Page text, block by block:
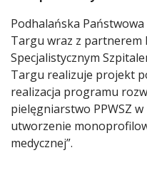
Podhalańska
Targu wraz z partnerem
Specjalistycznym
Targu realizuje projekt
realizacja programu
pielęgniarstwo PPWSZ
utworzenie
medycznej”.